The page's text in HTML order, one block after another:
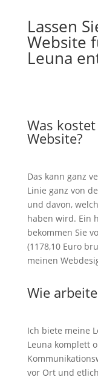
Lassen
Website
Leuna
Was
Website?
Das kann ganz
Linie ganz von
und davon,
haben wird. Ein
bekommen Sie
(1178,10 Euro
meinen
Wie
Ich biete meine
Leuna komplett
vor Ort und